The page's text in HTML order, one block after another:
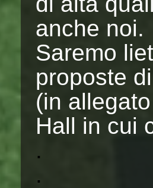
anche noi.
Saremo
proposte
(in
Hall in cui
.
.